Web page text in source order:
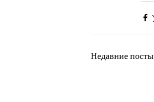
Недавние посты